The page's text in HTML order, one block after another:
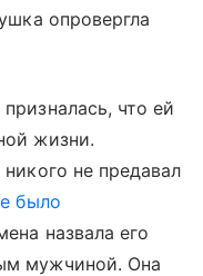
опровергла
что ей
жизни.
не предавал
было
назвала его
мужчиной. Она